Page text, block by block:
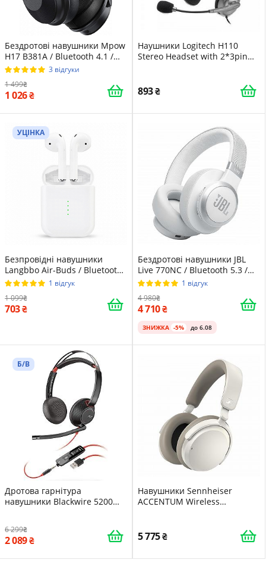
Бездротові навушники Mpow
H17 B381A / Bluetooth 4.1 /
Активне шумозаглушення /
ANC / До 45 годин роботи від
акумулятора / Чорні
3 відгуки
1 499
1 026
Наушники Logitech H110
Stereo Headset with 2*3pin
893
УЦІНКА
Безпровідні навушники
Langbbo Air-Buds / Bluetooth
5.0 / Білі
1 відгук
1 099
703
Бездротові навушники JBL
Live 770NC / Bluetooth 5.3 /
AUX / Активне
шумозаглушення / ANC / SBC
/ AAC / Швидка зарядка / Білі
(JBLLIVE770NCWHT)
1 відгук
4 980
4 710
ЗНИЖКА -5% до 6.08
Б/В
Дротова гарнітура
навушники Blackwire 5200
6 299
2 089
Навушники Sennheiser
ACCENTUM Wireless
5 775